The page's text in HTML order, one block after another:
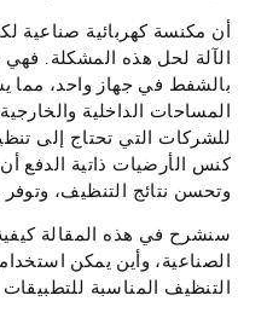
أن مكنسة كهربائية صناعية
الآلة لحل هذه المشكلة. فهي
بالشفط في جهاز واحد، مما
المساحات الداخلية
للشركات التي تحتاج إلى
كنس الأرضيات ذاتية الدفع
وتحسن نتائج التنظيف، وتوفر
سنشرح في هذه المقالة
الصناعية، وأين يمكن
التنظيف المناسبة للتطبيقات